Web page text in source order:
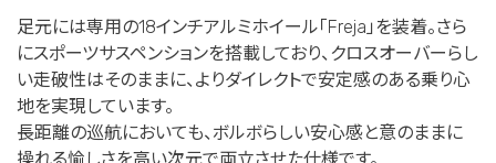
足元には専用の18インチアルミホイール「Freja」を装着。さら
にスポーツサスペンションを搭載しており、クロスオーバーらし
い走破性はそのままに、よりダイレクトで安定感のある乗り心
地を実現しています。
長距離の巡航においても、ボルボらしい安心感と意のままに